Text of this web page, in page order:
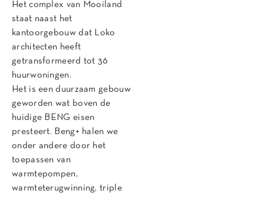
Het complex van Mooiland
staat naast het
kantoorgebouw dat Loko
architecten heeft
getransformeerd tot 36
huurwoningen.
Het is een duurzaam gebouw
geworden wat boven de
huidige BENG eisen
presteert. Beng+ halen we
onder andere door het
toepassen van
warmtepompen,
warmteterugwinning, triple